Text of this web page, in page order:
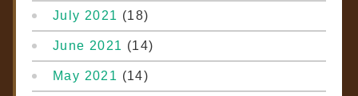
July 2021 (18)
June 2021 (14)
May 2021 (14)